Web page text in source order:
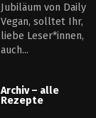
Jubiläum von Daily
Vegan, solltet Ihr,
liebe Leser*innen,
auch...
Archiv – alle
Rezepte